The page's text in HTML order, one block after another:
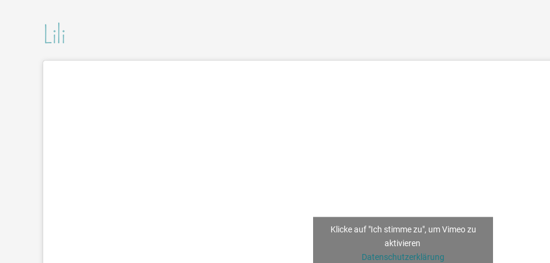
Lili
Klicke auf "Ich stimme zu", um Vimeo zu
aktivieren
Datenschutzerklärung